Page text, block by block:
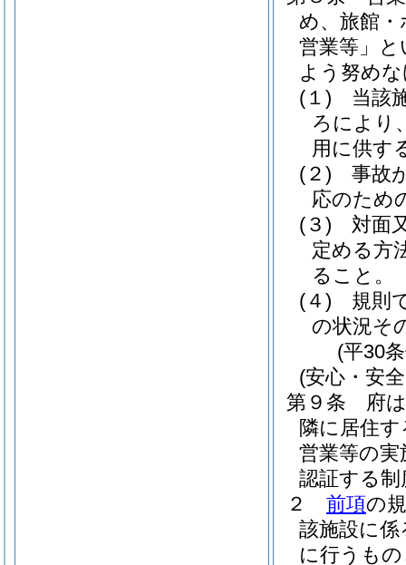
め、旅館
営業等」と
よう努め
(１)
当該
ろにより
用に供す
(２)
事故
応のため
(３)
対面
定める方
ること。
(４)
規則
の状況そ
(平30
(安心・安
第９条
府
隣に居住
営業等の
認証する
２
前項の
該施設に
に行うも